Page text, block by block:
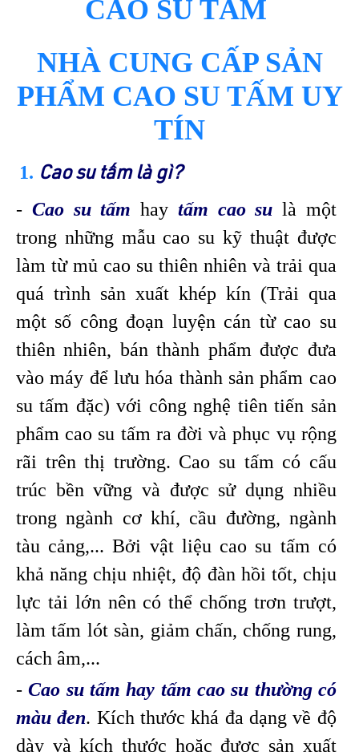
CAO SU TẤM
NHÀ CUNG CẤP SẢN
PHẨM CAO SU TẤM UY
TÍN
1. Cao su tấm là gì?
- Cao su tấm hay tấm cao su là một
trong những mẫu cao su kỹ thuật được
làm từ mủ cao su thiên nhiên và trải qua
quá trình sản xuất khép kín (Trải qua
một số công đoạn luyện cán từ cao su
thiên nhiên, bán thành phẩm được đưa
vào máy để lưu hóa thành sản phẩm cao
su tấm đặc) với công nghệ tiên tiến sản
phẩm cao su tấm ra đời và phục vụ rộng
rãi trên thị trường. Cao su tấm có cấu
trúc bền vững và được sử dụng nhiều
trong ngành cơ khí, cầu đường, ngành
tàu cảng,... Bởi vật liệu cao su tấm có
khả năng chịu nhiệt, độ đàn hồi tốt, chịu
lực tải lớn nên có thể chống trơn trượt,
làm tấm lót sàn, giảm chấn, chống rung,
cách âm,...
-Cao su tấm hay tấm cao su thường có
màu đen. Kích thước khá đa dạng về độ
dày và kích thước hoặc được sản xuất